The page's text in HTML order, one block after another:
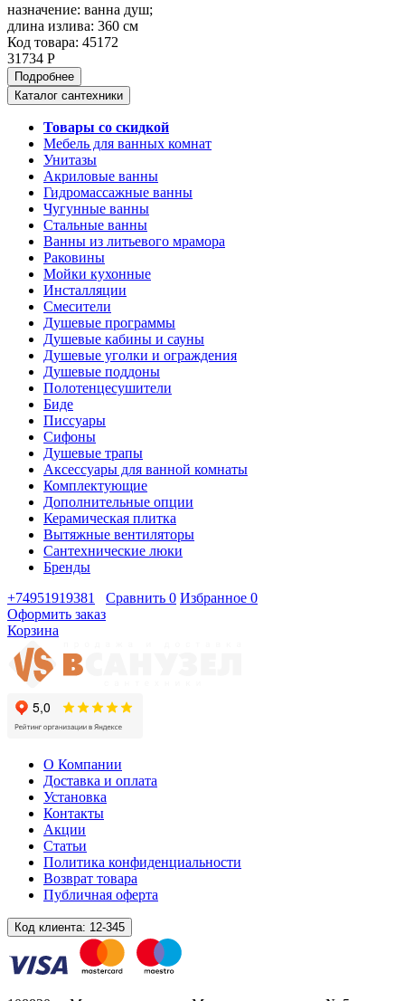
назначение: ванна душ;
длина излива: 360 см
Код товара: 45172
31734 Р
Подробнее
Каталог сантехники
Товары со скидкой
Мебель для ванных комнат
Унитазы
Акриловые ванны
Гидромассажные ванны
Чугунные ванны
Стальные ванны
Ванны из литьевого мрамора
Раковины
Мойки кухонные
Инсталляции
Смесители
Душевые программы
Душевые кабины и сауны
Душевые уголки и ограждения
Душевые поддоны
Полотенцесушители
Биде
Писсуары
Сифоны
Душевые трапы
Аксессуары для ванной комнаты
Комплектующие
Дополнительные опции
Керамическая плитка
Вытяжные вентиляторы
Сантехнические люки
Бренды
+74951919381
Сравнить 0 Избранное 0
Оформить заказ
Корзина
О Компании
Доставка и оплата
Установка
Контакты
Акции
Статьи
Политика конфиденциальности
Возврат товара
Публичная оферта
Код клиента: 12-345